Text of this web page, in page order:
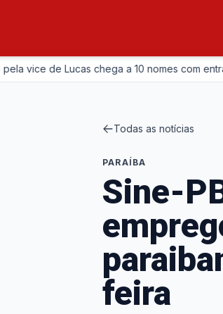
de Lucas chega a 10 nomes com entrada da
Todas as notícias
PARAÍBA
Sine-
feira